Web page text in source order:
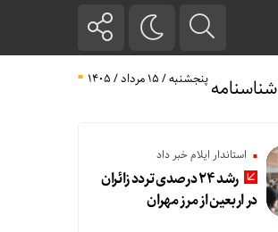
شناسنامهپنجشنبه / ۱۵ مرداد / ۱۴۰۵
استاندار ایلام خبر داد
رشد ۲۴ درصدی تردد زائران
در اربعین از مرز مهران